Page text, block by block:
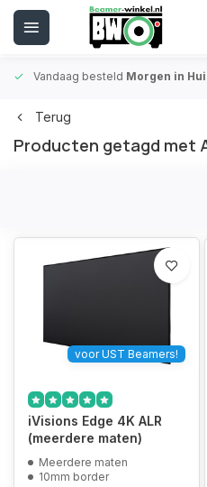
Vandaag besteld Morgen in
Terug
Producten getagd met
voor UST Beamers!
iVisions Edge 4K ALR
(meerdere maten)
Meerdere maten
10mm border